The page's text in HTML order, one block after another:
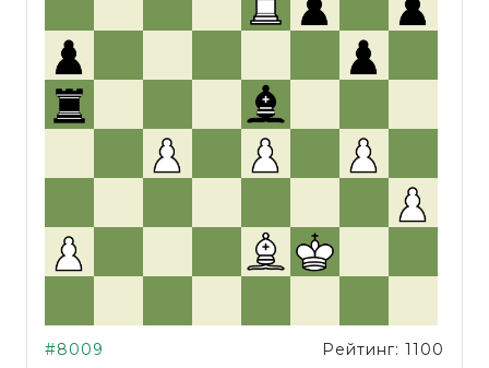
#8009 Рейтинг: 1100